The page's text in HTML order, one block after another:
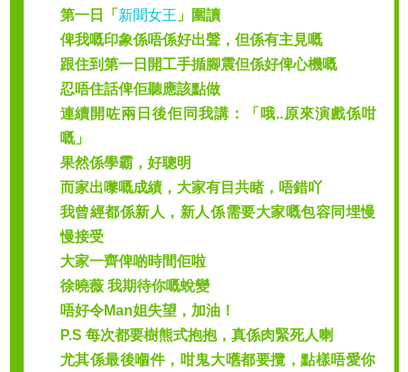
第一日「 新聞女王 」圍讀
俾我嘅印象係唔係好出聲，但係有主見嘅
跟住到第一日開工手揗腳震但係好俾心機嘅
忍唔住話俾佢聽應該點做
連續開咗兩日後佢同我講：「哦..原來演戲係咁
嘅」
果然係學霸，好聰明
而家出嚟嘅成績，大家有目共睹，唔錯吖
我曾經都係新人，新人係需要大家嘅包容同埋慢
慢接受
大家一齊俾啲時間佢啦
徐曉薇 我期待你嘅蛻變
唔好令Man姐失望，加油！
P.S 每次都要樹熊式抱抱，真係肉緊死人喇
尤其係最後嗰件，咁鬼大嚿都要攬，點樣唔愛你